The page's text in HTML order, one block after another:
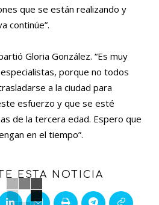
que se están realizando y
continúe”.
Gloria González. “Es muy
porque no todos
a la ciudad para
esfuerzo y que se esté
de la tercera edad. Espero que
en el tiempo”.
ESTA NOTICIA